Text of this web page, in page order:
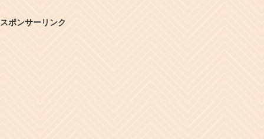
スポンサーリンク